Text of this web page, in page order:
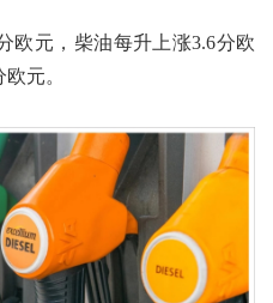
欧元，柴油每升上涨3.6分欧
元。